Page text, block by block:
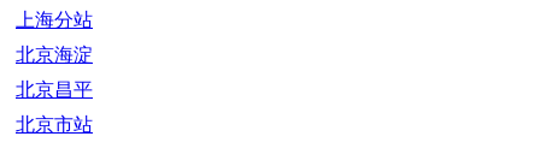
上海分站
北京海淀
北京昌平
北京市站